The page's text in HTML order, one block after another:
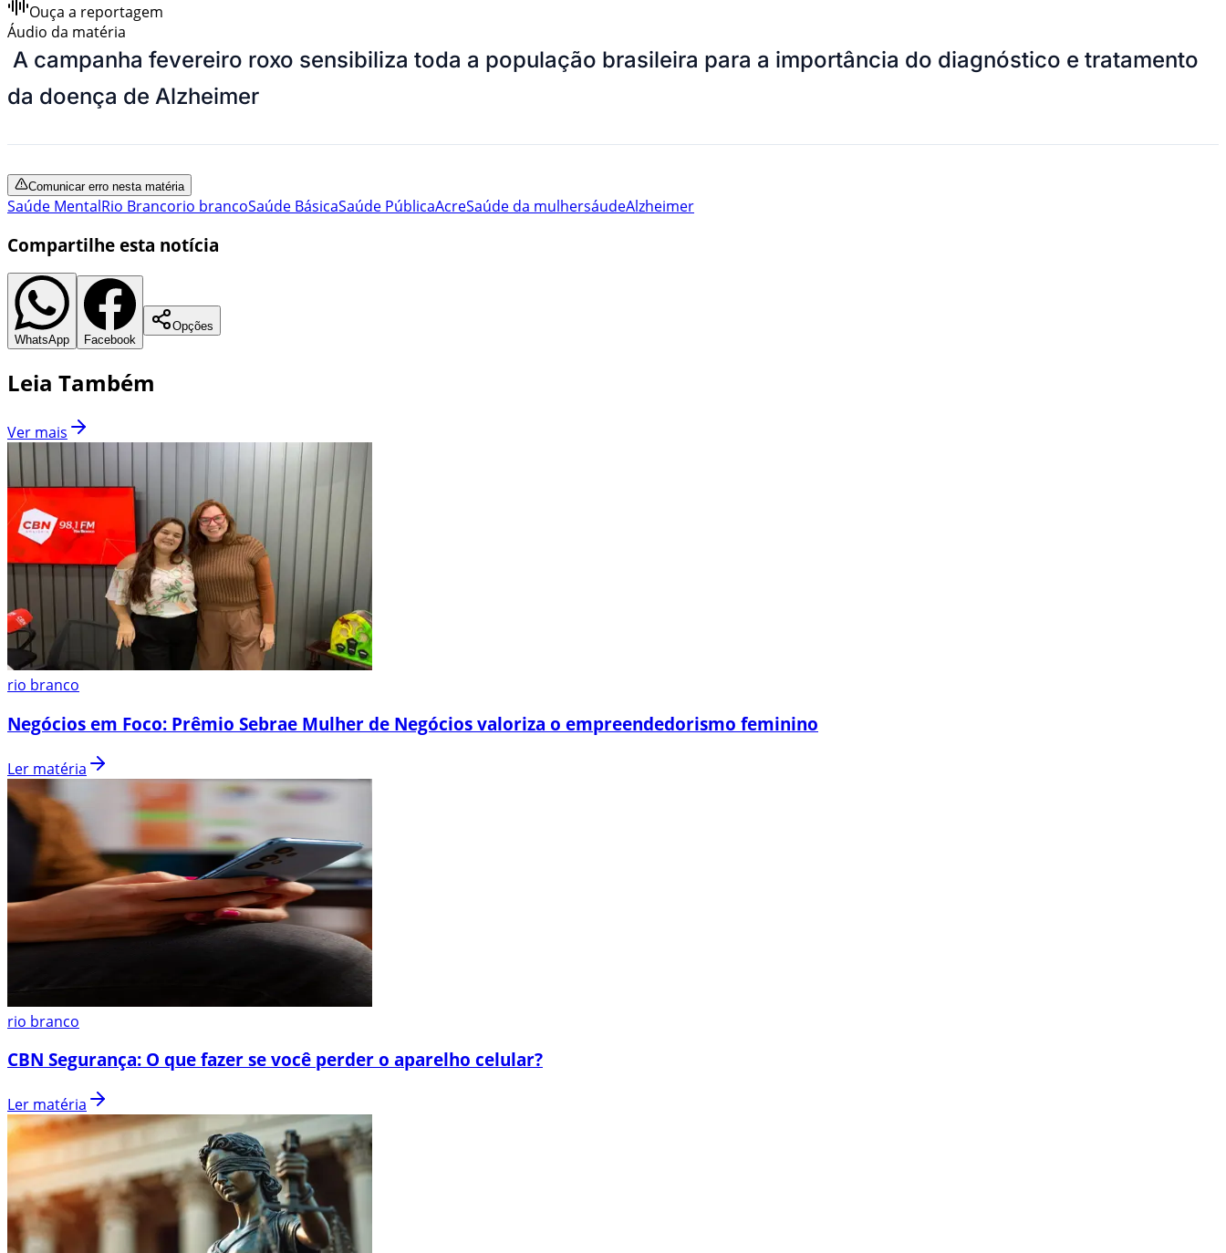
Ouça a reportagem
Áudio da matéria
A campanha fevereiro roxo sensibiliza toda a população brasileira para a importância do diagnóstico e tratamento
da doença de Alzheimer
Comunicar erro nesta matéria
Saúde MentalRio Brancorio brancoSaúde BásicaSaúde PúblicaAcreSaúde da mulhersáudeAlzheimer
Compartilhe esta notícia
WhatsApp Facebook
Opções
Leia Também
Ver mais
rio branco
Negócios em Foco: Prêmio Sebrae Mulher de Negócios valoriza o empreendedorismo feminino
Ler matéria
rio branco
CBN Segurança: O que fazer se você perder o aparelho celular?
Ler matéria